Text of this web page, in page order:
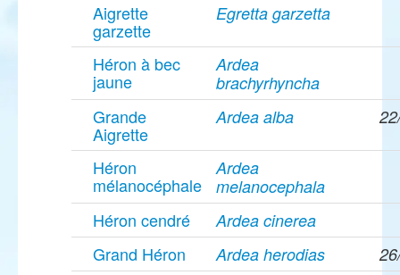
Aigrette
garzette
Egretta garzetta
Héron à bec
jaune
Ardea
brachyrhyncha
Grande
Aigrette
Ardea alba
Héron
mélanocéphale
Ardea
melanocephala
Héron cendré Ardea cinerea
Grand Héron Ardea herodias